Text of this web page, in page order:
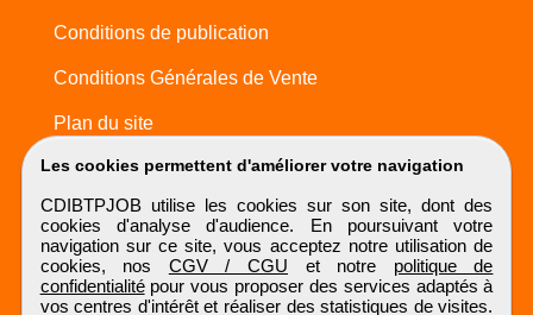
Les cookies permettent d'améliorer votre navigation
CDIBTPJOB utilise les cookies sur son site, dont des
cookies d'analyse d'audience. En poursuivant votre
navigation sur ce site, vous acceptez notre utilisation de
cookies, nos CGV / CGU et notre politique de
confidentialitépour vous proposer des services adaptés à
vos centres d'intérêt et réaliser des statistiques de visites.
Conditions de publication
Conditions Générales de Vente
Plan du site